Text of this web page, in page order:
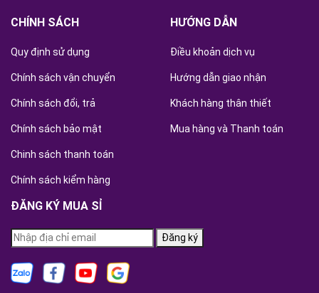
CHÍNH SÁCH
Quy định sử dụng
Chính sách vận chuyển
Chính sách đổi, trả
Chính sách bảo mật
Chinh sách thanh toán
Chính sách kiểm hàng
HƯỚNG DẪN
Điều khoản dịch vụ
Hướng dẫn giao nhận
Khách hàng thân thiết
Mua hàng và Thanh toán
ĐĂNG KÝ MUA SỈ
Đăng ký